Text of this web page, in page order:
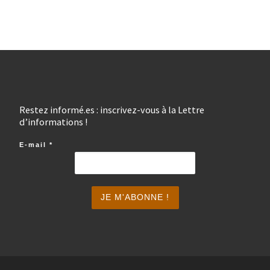
Restez informé.es : inscrivez-vous à la Lettre
d’informations !
E-mail *